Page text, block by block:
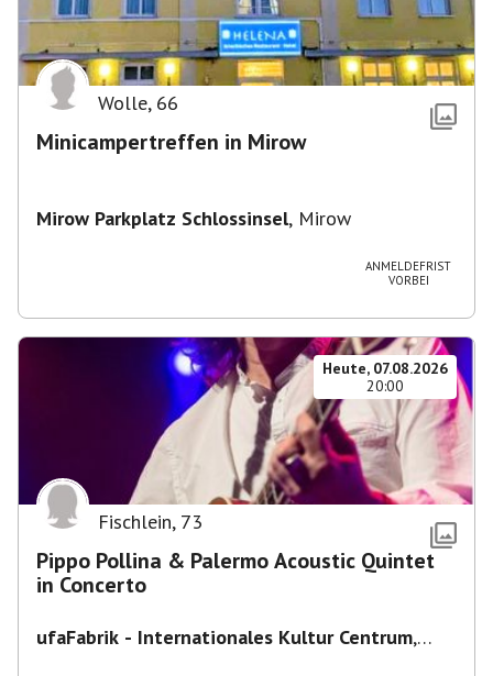
Wolle, 66
Minicampertreffen in Mirow
Mirow Parkplatz Schlossinsel, Mirow
ANMELDEFRIST
VORBEI
Heute, 07.08.2026
20:00
Fischlein, 73
Pippo Pollina & Palermo Acoustic Quintet
in Concerto
ufaFabrik - Internationales Kultur Centrum,